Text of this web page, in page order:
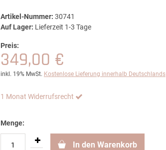
Artikel-Nummer: 30741
Auf Lager: Lieferzeit 1-3 Tage
Preis:
349,00 €
inkl. 19% MwSt. Kostenlose Lieferung innerhalb Deutschlands
1 Monat Widerrufsrecht
Menge:
In den Warenkorb